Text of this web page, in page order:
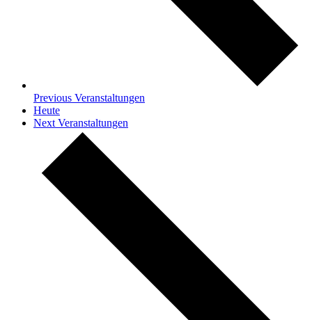
Previous Veranstaltungen
Heute
NextVeranstaltungen